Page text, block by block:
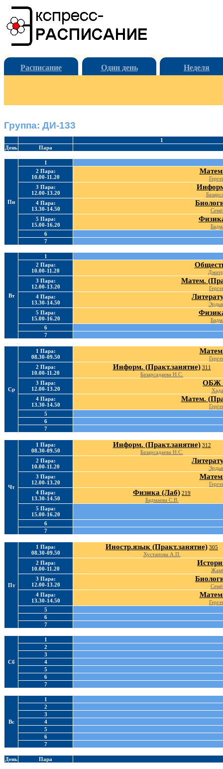
Расписание Один день Неделя
Группа: ДИ-133
1
День
Пара
Пн
1
2 Пара:
10.00-11.20
3 Пара:
12.00-13.20
4 Пара:
13.30-14.50
5 Пара:
15.00-16.20
6
7
Вт
1
2 Пара:
10.00-11.20
3 Пара:
12.00-13.20
Матем.
4 Пара:
13.30-14.50
5 Пара:
15.00-16.20
6
7
Ср
1 Пара:
08.30-09.50
2 Пара:
10.00-11.20
Информ. (Практ.занятие) 311
Базарсадаева Н.С.
3 Пара:
12.00-13.20
ОБЖ
4 Пара:
13.30-14.50
Матем.
5
6
7
Чт
1 Пара:
08.30-09.50
Информ. (Практ.занятие) 312
Базарсадаева Н.С.
2 Пара:
10.00-11.20
3 Пара:
12.00-13.20
4 Пара:
13.30-14.50
Физика (Лаб) 219
Бадмаева С.В.
5 Пара:
15.00-16.20
6
7
Пт
1 Пара:
08.30-09.50
Иностр.язык (Практ.занятие) 305
Хустапова А.П.
2 Пара:
10.00-11.20
3 Пара:
12.00-13.20
4 Пара:
13.30-14.50
5
6
7
Сб
1
2
3
4
5
6
7
Вс
1
2
3
4
5
6
7
День Пара